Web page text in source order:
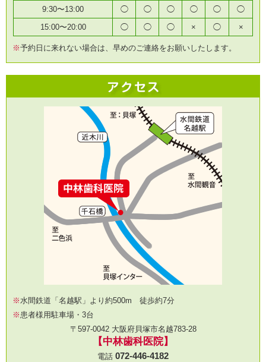
9:30〜13:00
◯ ◯ ◯ ◯ ◯
◯
15:00〜20:00
◯ ◯ ◯ × ◯ ×
※予約日に来れない場合は、早めのご連絡をお願いしたします。
※水間鉄道「名越駅」より約500m 徒歩約7分
※患者様用駐車場・3台
〒597-0042 大阪府貝塚市名越783-28
【中林歯科医院】
電話 072-446-4182